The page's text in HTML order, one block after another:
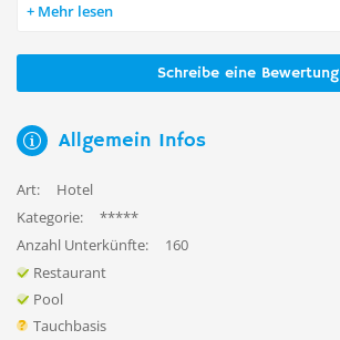
Mehr lesen
Schreibe eine Bewertung
Allgemein Infos
Art:
Hotel
Kategorie:
*****
Anzahl Unterkünfte:
160
Restaurant
Pool
Tauchbasis